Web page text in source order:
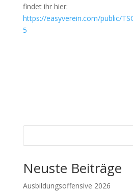
findet ihr hier:
https://easyverein.com/public/
5
Neuste Beiträge
Ausbildungsoffensive 2026